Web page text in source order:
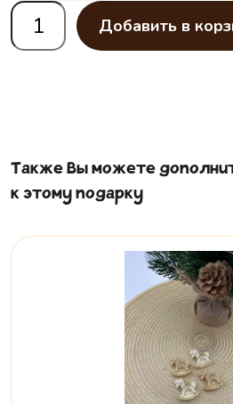
Добавить в
Также Вы можете
к этому подарку